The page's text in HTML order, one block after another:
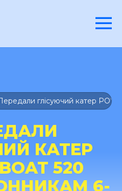
глісуючий катер
КАТЕР
520
6-